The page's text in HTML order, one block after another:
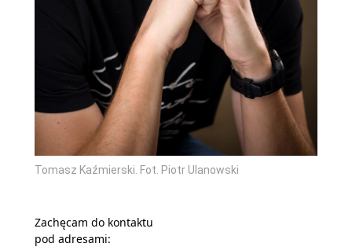
Tomasz Kaźmierski. Fot. Piotr Ulanowski
Zachęcam do kontaktu
pod adresami: